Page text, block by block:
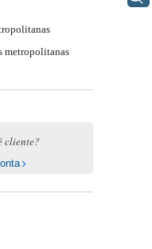
metropolitanas
cliente?